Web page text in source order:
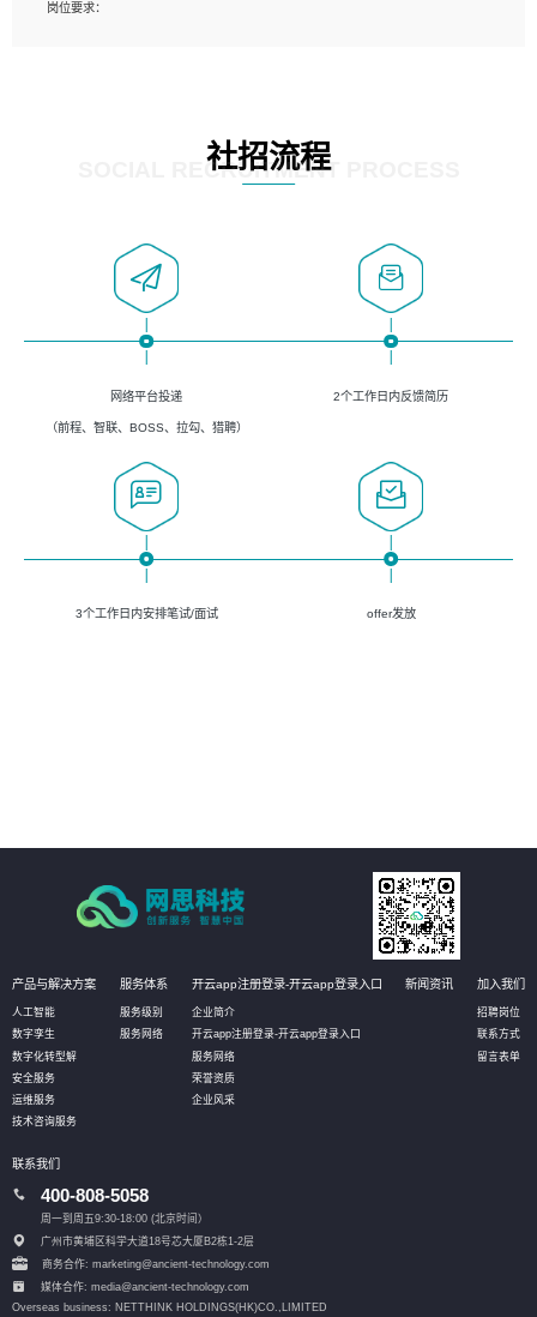
岗位要求：
4、掌握DevOps思想、方法和流程。Jenkins工具使用；
5、掌握常见中间件配置与优化，如mysql、nginx等；
社招流程
SOCIAL RECRUITMENT PROCESS
网络平台投递
（前程、智联、BOSS、拉勾、猎聘）
2个工作日内反馈简历
3个工作日内安排笔试/面试 offer发放
产品与解决方案
人工智能
数字孪生
数字化转型解
安全服务
运维服务
技术咨询服务
服务体系
服务级别
服务网络
开云app注册登录-开云app登录入口
企业简介
开云app注册登录-开云app登录入口
服务网络
荣誉资质
企业风采
新闻资讯 加入我们
招聘岗位
联系方式
留言表单
联系我们
400-808-5058
周一到周五9:30-18:00 (北京时间）
广州市黄埔区科学大道18号芯大厦B2栋1-2层
商务合作: marketing@ancient-technology.com
媒体合作: media@ancient-technology.com
Overseas business: NETTHINK HOLDINGS(HK)CO.,LIMITED